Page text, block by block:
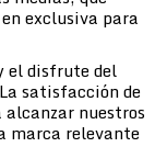
exclusiva para
el disfrute del
satisfacción de
nuestros
marca relevante